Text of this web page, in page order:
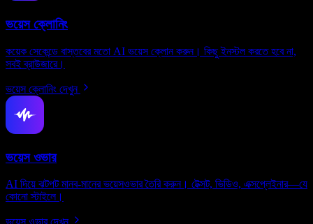
ভয়েস ক্লোনিং
কয়েক সেকেন্ডে বাস্তবের মতো AI ভয়েস ক্লোন করুন। কিছু ইনস্টল করতে হবে না,
সবই ব্রাউজারে।
ভয়েস ক্লোনিং দেখুন
ভয়েস ওভার
AI দিয়ে ঝটপট মানব-মানের ভয়েসওভার তৈরি করুন। টেক্সট, ভিডিও, এক্সপ্লেইনার—যে
কোনো স্টাইলে।